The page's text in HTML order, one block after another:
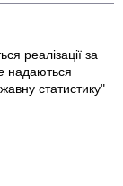
реалізації за
надаються
статистику"